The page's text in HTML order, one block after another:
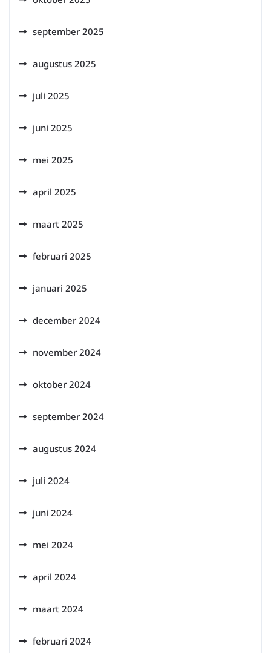
september 2025
augustus 2025
juli 2025
juni 2025
mei 2025
april 2025
maart 2025
februari 2025
januari 2025
december 2024
november 2024
oktober 2024
september 2024
augustus 2024
juli 2024
juni 2024
mei 2024
april 2024
maart 2024
februari 2024